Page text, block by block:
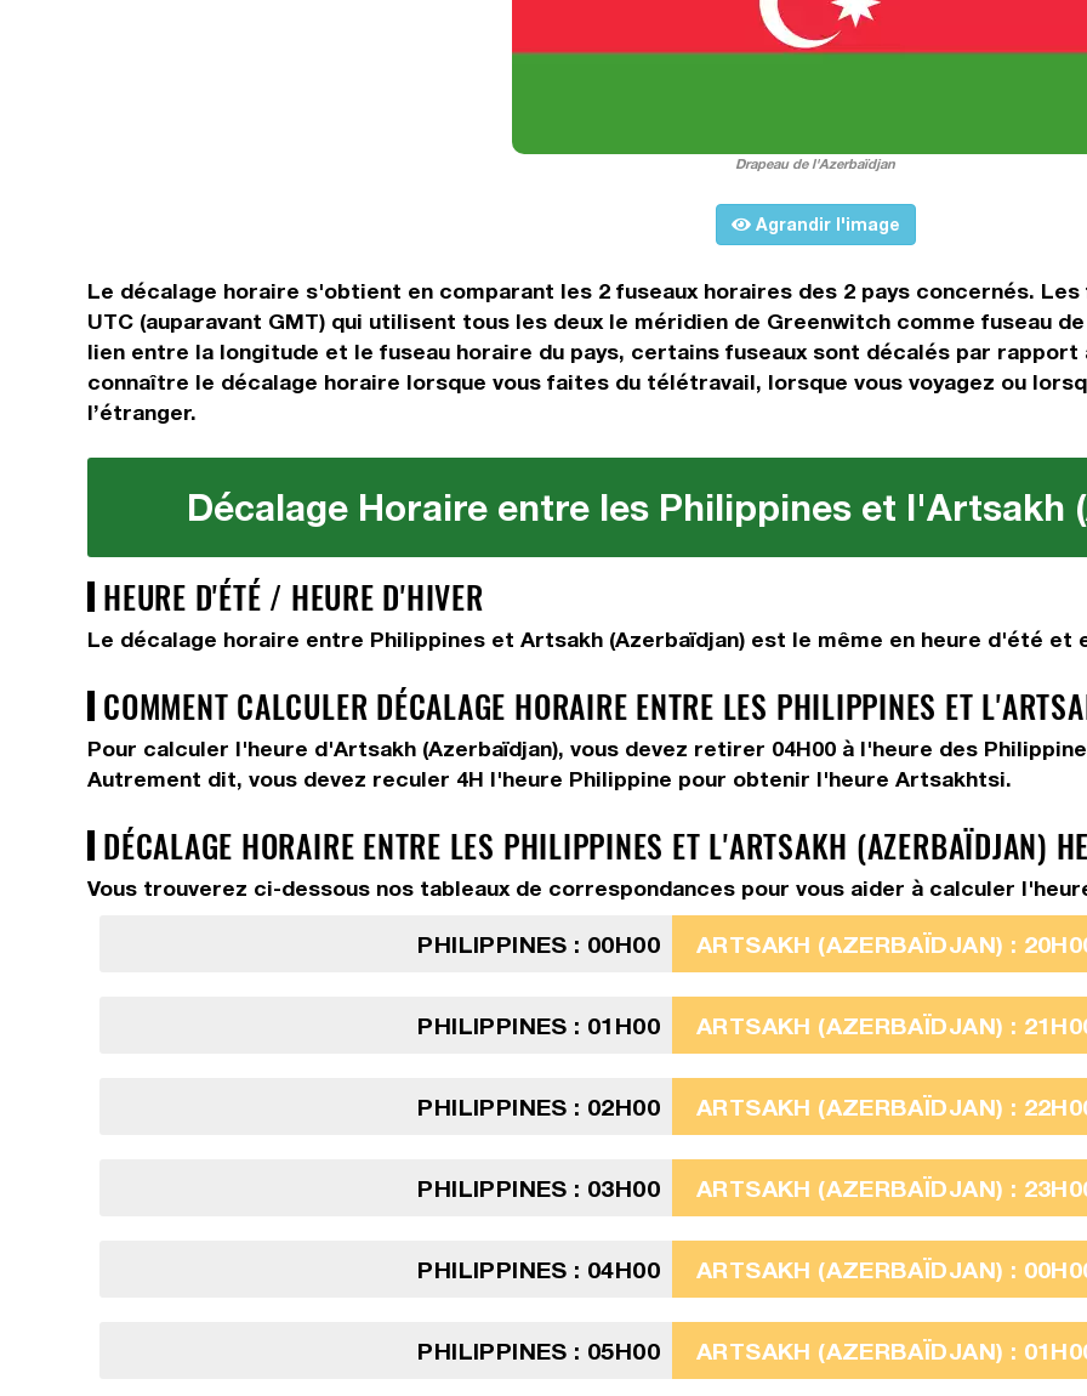
Drapeau de l'Azerbaïdjan
Agrandir l'image
Le décalage horaire s'obtient en comparant les 2 fuseaux horaires des 2 pays concernés.
UTC (auparavant GMT) qui utilisent tous les deux le méridien de Greenwitch comme fuseau
lien entre la longitude et le fuseau horaire du pays, certains fuseaux sont décalés par
connaître le décalage horaire lorsque vous faites du télétravail, lorsque vous voyagez ou
l’étranger.
Décalage Horaire entre les Philippines et l'Artsakh
HEURE D'ÉTÉ / HEURE D'HIVER
Le décalage horaire entre Philippines et Artsakh (Azerbaïdjan) est le même en heure d'été et
COMMENT CALCULER DÉCALAGE HORAIRE ENTRE LES PHILIPPINES ET
Pour calculer l'heure d'Artsakh (Azerbaïdjan), vous devez retirer 04H00 à l'heure des
Autrement dit, vous devez reculer 4H l'heure Philippine pour obtenir l'heure Artsakhtsi.
DÉCALAGE HORAIRE ENTRE LES PHILIPPINES ET L'ARTSAKH (AZERBAÏDJAN)
Vous trouverez ci-dessous nos tableaux de correspondances pour vous aider à calculer
PHILIPPINES : 00H00 ARTSAKH (AZERBAÏDJAN) :
PHILIPPINES : 01H00 ARTSAKH (AZERBAÏDJAN) :
PHILIPPINES : 02H00 ARTSAKH (AZERBAÏDJAN) :
PHILIPPINES : 03H00 ARTSAKH (AZERBAÏDJAN) :
PHILIPPINES : 04H00 ARTSAKH (AZERBAÏDJAN) :
PHILIPPINES : 05H00 ARTSAKH (AZERBAÏDJAN) :